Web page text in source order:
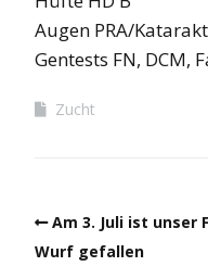
Augen PRA/
Gentests FN, DCM,
Zucht
Am 3. Juli ist unser
Wurf gefallen